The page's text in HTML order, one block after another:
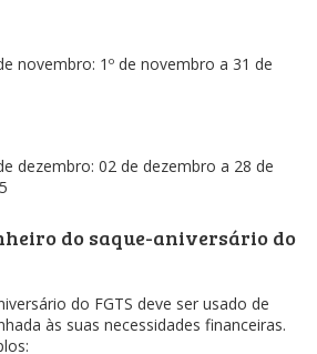
novembro: 1º de novembro a 31 de
dezembro: 02 de dezembro a 28 de
do saque-aniversário do
do FGTS deve ser usado de
às suas necessidades financeiras.